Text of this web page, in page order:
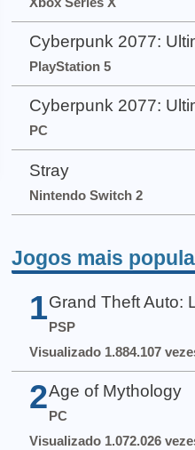
Cyberpunk 2077:
PlayStation 5
Cyberpunk 2077:
PC
Stray
Nintendo Switch 2
Jogos mais
1 Grand Theft Auto:
PSP
Visualizado 1.884.107
2 Age of Mythology
PC
Visualizado 1.072.026